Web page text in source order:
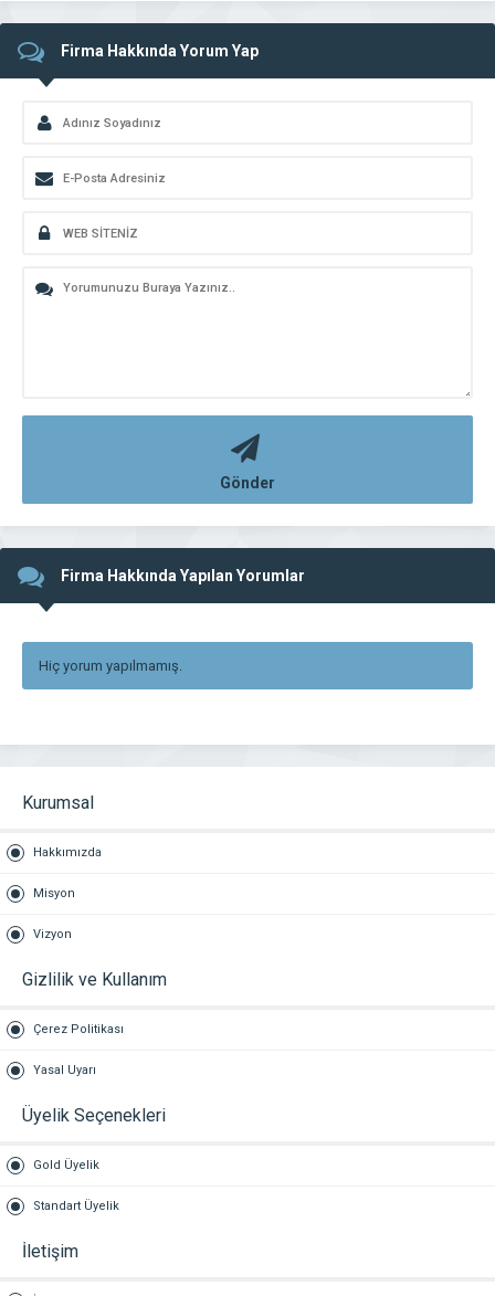
Firma Hakkında Yorum Yap
Gönder
Firma Hakkında Yapılan Yorumlar
Hiç yorum yapılmamış.
Kurumsal
Hakkımızda
Misyon
Vizyon
Gizlilik ve Kullanım
Çerez Politikası
Yasal Uyarı
Üyelik Seçenekleri
Gold Üyelik
Standart Üyelik
İletişim